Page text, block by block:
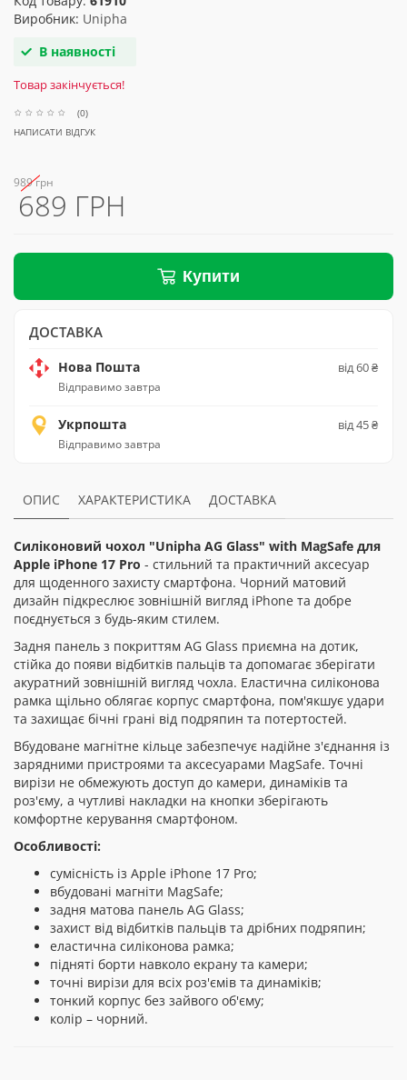
Виробник: Unipha
В наявності
Товар закінчується!
(0)
НАПИСАТИ ВІДГУК
989 грн
689 ГРН
Купити
ДОСТАВКА
Нова Пошта
Відправимо завтра
від 60 ₴
Укрпошта
Відправимо завтра
від 45 ₴
ОПИС ХАРАКТЕРИСТИКА ДОСТАВКА
Силіконовий чохол "Unipha AG Glass" with MagSafe для
Apple iPhone 17 Pro - стильний та практичний аксесуар
для щоденного захисту смартфона. Чорний матовий
дизайн підкреслює зовнішній вигляд iPhone та добре
поєднується з будь-яким стилем.
Задня панель з покриттям AG Glass приємна на дотик,
стійка до появи відбитків пальців та допомагає зберігати
акуратний зовнішній вигляд чохла. Еластична силіконова
рамка щільно облягає корпус смартфона, пом'якшує удари
та захищає бічні грані від подряпин та потертостей.
Вбудоване магнітне кільце забезпечує надійне з'єднання із
зарядними пристроями та аксесуарами MagSafe. Точні
вирізи не обмежують доступ до камери, динаміків та
роз'єму, а чутливі накладки на кнопки зберігають
комфортне керування смартфоном.
Особливості:
сумісність із Apple iPhone 17 Pro;
вбудовані магніти MagSafe;
задня матова панель AG Glass;
захист від відбитків пальців та дрібних подряпин;
еластична силіконова рамка;
підняті борти навколо екрану та камери;
точні вирізи для всіх роз'ємів та динаміків;
тонкий корпус без зайвого об'єму;
колір – чорний.